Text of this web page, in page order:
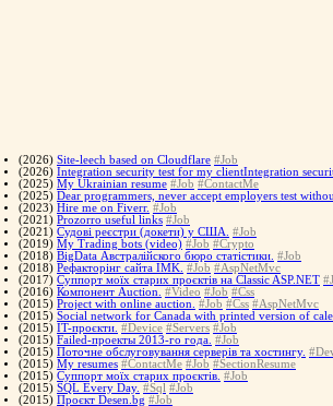
(2026) Site-leech based on Cloudflare #Job
(2026) Integration security test for my clientIntegration
(2025) My Ukrainian resume #Job #ContactMe
(2025) Dear programmers, never accept employers test
(2023) Hire me on Fiverr. #Job
(2021) Prozorro useful links #Job
(2021) Судові реєстри (докети) у США.
#Job
(2019) My Trading bots (video) #Job #Crypto
(2018) BigData Австралійского бюро статістики. #Job
(2018) Рефакторінг сайта IMK. #Job #AspNetMvc
(2017) Суппорт моїх старих проєктів на Classic ASP.NET
(2016) Компонент Auction. #Video #Job #Css
(2015) Project with online auction. #Job #Css #AspNetMvc
(2015) Social network for Canada with printed version of
(2015) IT-проєкти. #Device #Servers #Job
(2015) Failed-проекты 2013-го года. #Job
(2015) Поточне обслуговування серверів та хостингу.
(2015) My resumes #ContactMe #Job #SectionResume
(2015) Суппорт моїх старих проєктів. #Job
(2015) SQL Every Day. #Sql #Job
(2015) Проєкт Desen.bg #Job